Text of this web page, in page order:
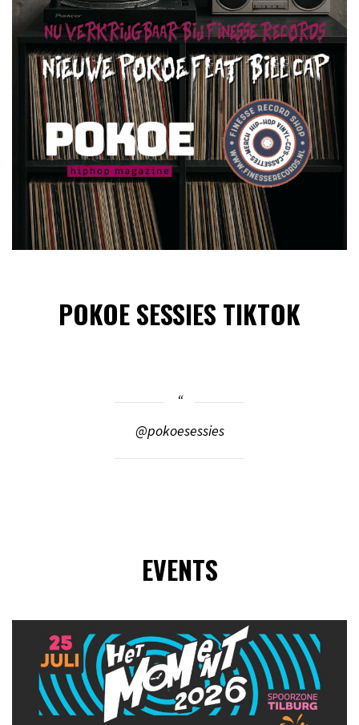
POKOE SESSIES TIKTOK
@pokoesessies
EVENTS